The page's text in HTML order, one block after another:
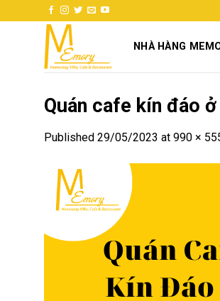
to
NHÀ HÀNG
Quán cafe kín đáo
Published 29/05/2023 at 990 ×